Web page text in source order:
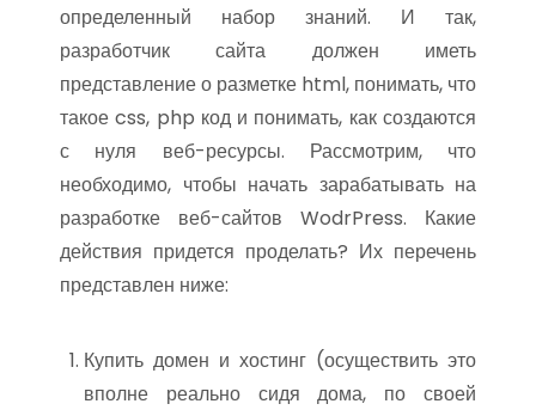
определенный набор знаний. И так,
разработчик сайта должен иметь
представление о разметке html, понимать, что
такое css, php код и понимать, как создаются
с нуля веб-ресурсы. Рассмотрим, что
необходимо, чтобы начать зарабатывать на
разработке веб-сайтов WodrPress. Какие
действия придется проделать? Их перечень
представлен ниже:
Купить домен и хостинг (осуществить это
вполне реально сидя дома, по своей